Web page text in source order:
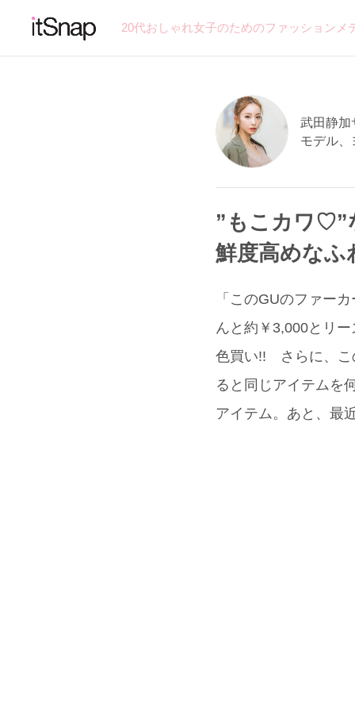
20代おしゃれ女子のためのファッション
武田静加
モデル、
”もこカワ♡”
鮮度高めなふ
「このGUのファー
んと約￥3,000とリ
色買い!! さらに、こ
ると同じアイテムを
アイテム。あと、最